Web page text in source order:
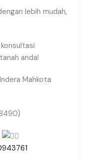
lebih mudah,
anda!